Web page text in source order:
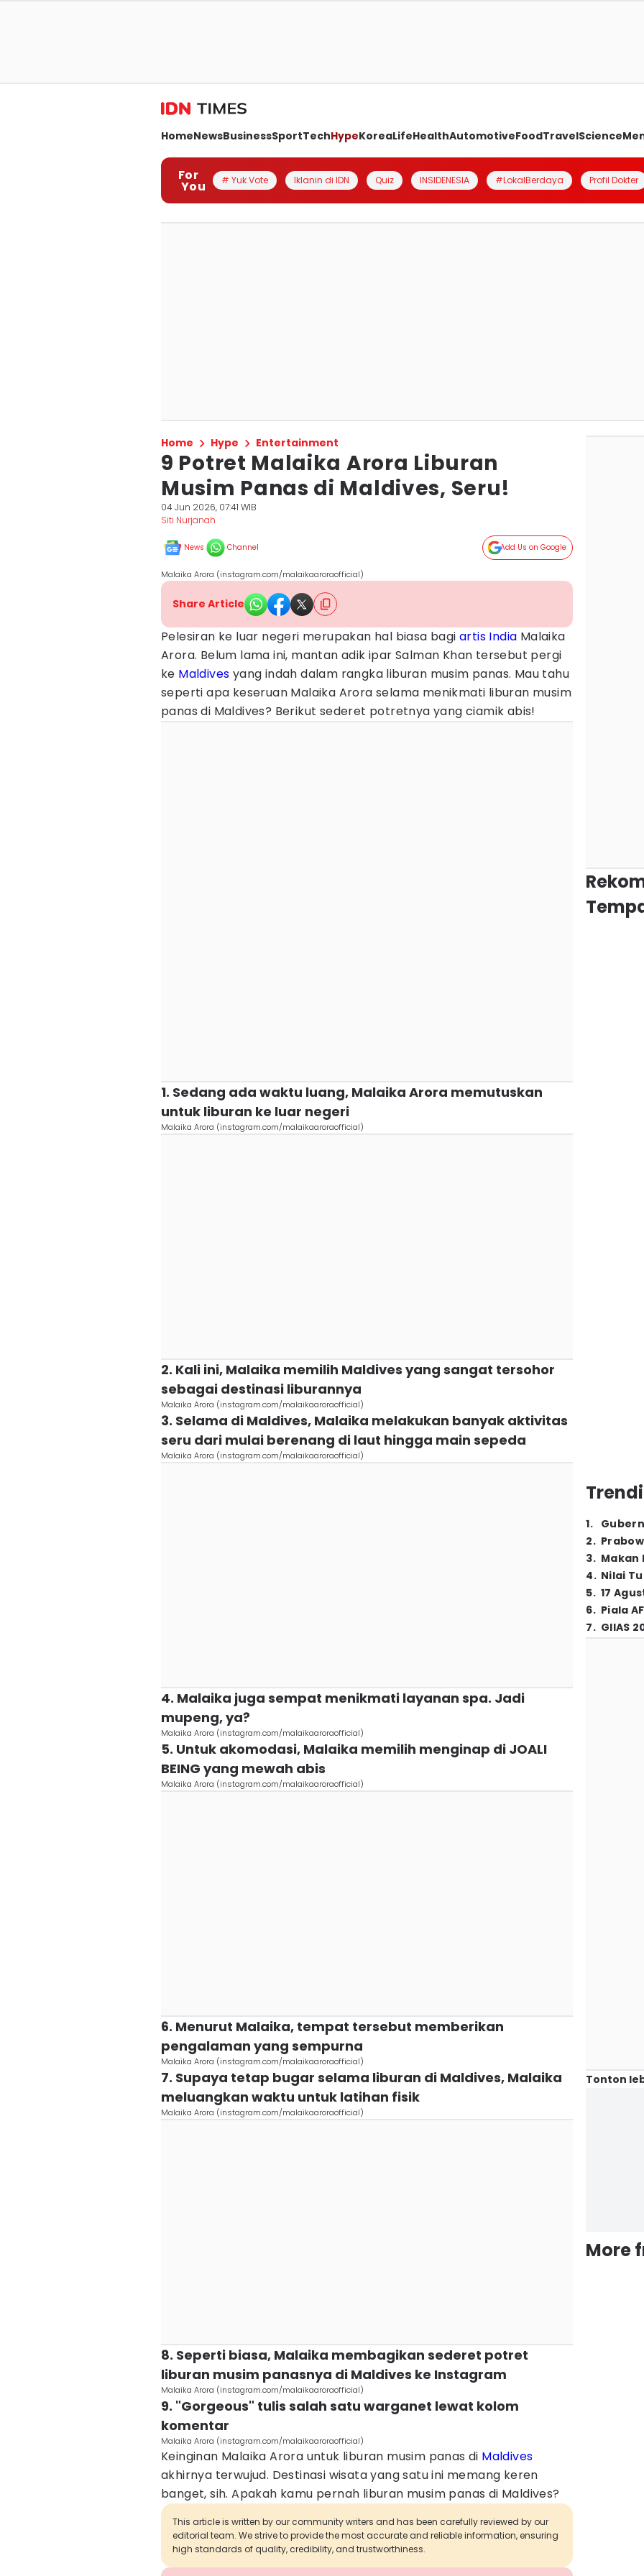
HomeNewsBusinessSportTechHypeKoreaLifeHealthAutomotiveFoodTravelScience
For
You # Yuk Vote Iklanin di IDN Quiz INSIDENESIA #LokalBerdaya Profil Dokter
Home Hype Entertainment
9 Potret Malaika Arora Liburan
Musim Panas di Maldives, Seru!
04 Jun 2026, 07:41 WIB
Siti Nurjanah
News Channel Add Us on Google
Malaika Arora (instagram.com/malaikaaroraofficial)
Share Article
Pelesiran ke luar negeri merupakan hal biasa bagi artis India Malaika
Arora. Belum lama ini, mantan adik ipar Salman Khan tersebut pergi
ke Maldives yang indah dalam rangka liburan musim panas. Mau tahu
seperti apa keseruan Malaika Arora selama menikmati liburan musim
panas di Maldives? Berikut sederet potretnya yang ciamik abis!
1. Sedang ada waktu luang, Malaika Arora memutuskan
untuk liburan ke luar negeri
Malaika Arora (instagram.com/malaikaaroraofficial)
2. Kali ini, Malaika memilih Maldives yang sangat tersohor
sebagai destinasi liburannya
Malaika Arora (instagram.com/malaikaaroraofficial)
3. Selama di Maldives, Malaika melakukan banyak aktivitas
seru dari mulai berenang di laut hingga main sepeda
Malaika Arora (instagram.com/malaikaaroraofficial)
4. Malaika juga sempat menikmati layanan spa. Jadi
mupeng, ya?
Malaika Arora (instagram.com/malaikaaroraofficial)
5. Untuk akomodasi, Malaika memilih menginap di JOALI
BEING yang mewah abis
Malaika Arora (instagram.com/malaikaaroraofficial)
6. Menurut Malaika, tempat tersebut memberikan
pengalaman yang sempurna
Malaika Arora (instagram.com/malaikaaroraofficial)
7. Supaya tetap bugar selama liburan di Maldives, Malaika
meluangkan waktu untuk latihan fisik
Malaika Arora (instagram.com/malaikaaroraofficial)
8. Seperti biasa, Malaika membagikan sederet potret
liburan musim panasnya di Maldives ke Instagram
Malaika Arora (instagram.com/malaikaaroraofficial)
9. "Gorgeous" tulis salah satu warganet lewat kolom
komentar
Malaika Arora (instagram.com/malaikaaroraofficial)
Keinginan Malaika Arora untuk liburan musim panas di Maldives
akhirnya terwujud. Destinasi wisata yang satu ini memang keren
banget, sih. Apakah kamu pernah liburan musim panas di Maldives?
This article is written by our community writers and has been carefully reviewed by our
editorial team. We strive to provide the most accurate and reliable information, ensuring
high standards of quality, credibility, and trustworthiness.
1.
2.
3. Makan
4. Nilai
5. 17
6. Piala
7. GIIAS
Tonton
More